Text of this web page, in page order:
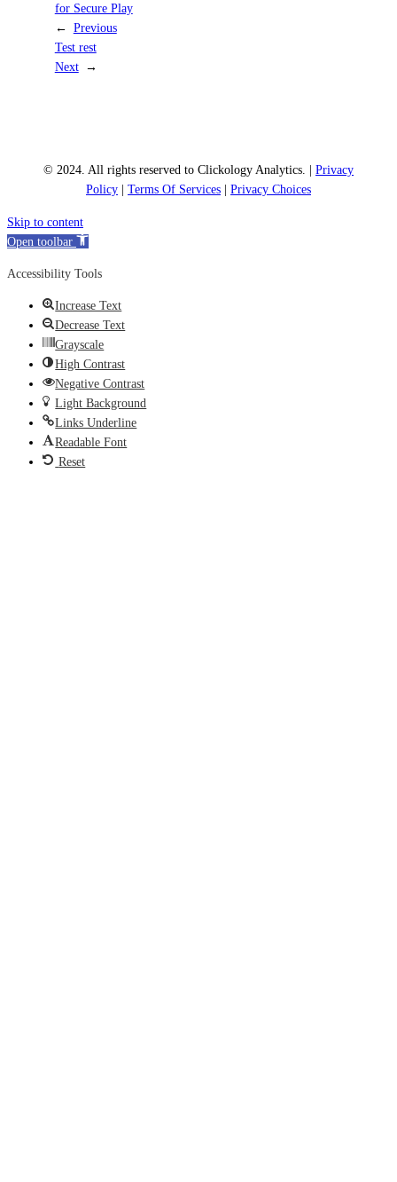
for Secure Play
← Previous
Test rest
Next →
© 2024. All rights reserved to Clickology Analytics. | Privacy
Policy | Terms Of Services | Privacy Choices
Skip to content
Open toolbar
Accessibility Tools
Increase Text
Decrease Text
Grayscale
High Contrast
Negative Contrast
Light Background
Links Underline
Readable Font
Reset